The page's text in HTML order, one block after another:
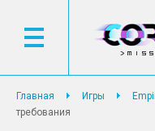
Главная Игры
требования